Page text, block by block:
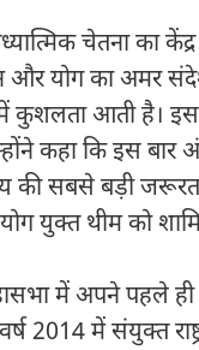
चेतना का
और योग का अमर
कुशलता आती है।
कहा कि इस बार
सबसे बड़ी जरूरत
युक्त थीम को
में अपने पहले ही
2014 में संयुक्त